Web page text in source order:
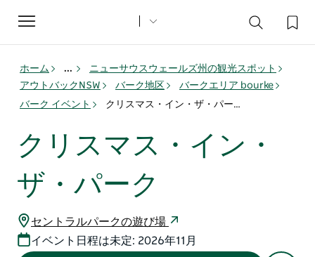
Toggle
navigation
ホーム ...
ニューサウスウェールズ州の観光スポット
アウトバックNSW
バーク地区
バークエリア bourke
バーク イベント
クリスマス・イン・ザ・パーク
クリスマス・イン・
ザ・パーク
セントラルパークの遊び場
イベント日程は未定: 2026年11月